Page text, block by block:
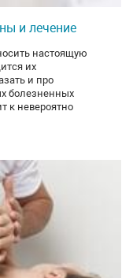
и лечение
настоящую
их
и про
болезненных
к невероятно